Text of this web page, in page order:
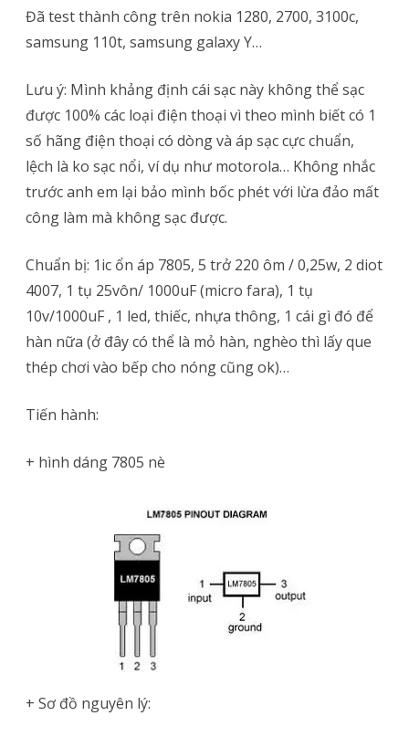
Đã test thành công trên nokia 1280, 2700, 3100c,
samsung 110t, samsung galaxy Y…
Lưu ý: Mình khảng định cái sạc này không thể sạc
được 100% các loại điện thoại vì theo mình biết có 1
số hãng điện thoại có dòng và áp sạc cực chuẩn,
lệch là ko sạc nổi, ví dụ như motorola… Không nhắc
trước anh em lại bảo mình bốc phét với lừa đảo mất
công làm mà không sạc được.
Chuẩn bị: 1ic ổn áp 7805, 5 trở 220 ôm / 0,25w, 2 diot
4007, 1 tụ 25vôn/ 1000uF (micro fara), 1 tụ
10v/1000uF , 1 led, thiếc, nhựa thông, 1 cái gì đó để
hàn nữa (ở đây có thể là mỏ hàn, nghèo thì lấy que
thép chơi vào bếp cho nóng cũng ok)…
Tiến hành:
+ hình dáng 7805 nè
+ Sơ đồ nguyên lý: